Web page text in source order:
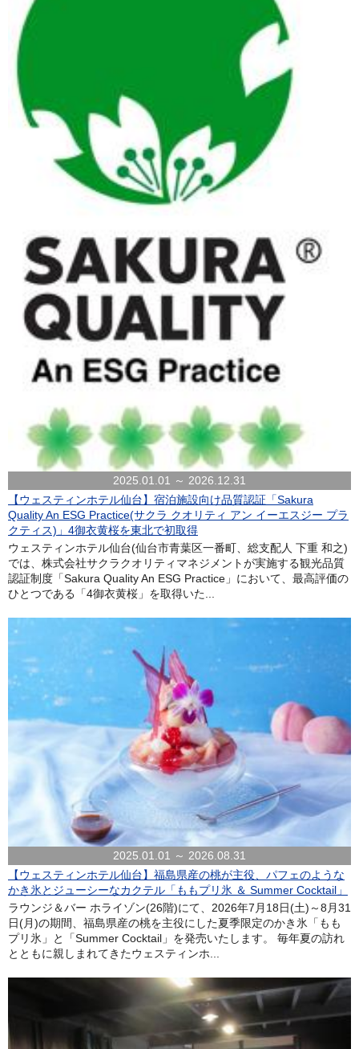
2025.01.01 ～ 2026.12.31
【ウェスティンホテル仙台】宿泊施設向け品質認証「Sakura
Quality An ESG Practice(サクラ クオリティ アン イーエスジー プラ
クティス)」4御衣黄桜を東北で初取得
ウェスティンホテル仙台(仙台市青葉区一番町、総支配人 下重 和之)
では、株式会社サクラクオリティマネジメントが実施する観光品質
認証制度「Sakura Quality An ESG Practice」において、最高評価の
ひとつである「4御衣黄桜」を取得いた...
2025.01.01 ～ 2026.08.31
【ウェスティンホテル仙台】福島県産の桃が主役、パフェのような
かき氷とジューシーなカクテル「ももプリ氷 ＆ Summer Cocktail」
ラウンジ＆バー ホライゾン(26階)にて、2026年7月18日(土)～8月31
日(月)の期間、福島県産の桃を主役にした夏季限定のかき氷「もも
プリ氷」と「Summer Cocktail」を発売いたします。 毎年夏の訪れ
とともに親しまれてきたウェスティンホ...